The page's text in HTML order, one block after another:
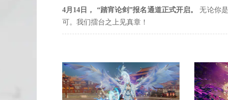
4月14日， “踏宵论剑”报名通道正式开启。无论你
可。我们擂台之上见真章！